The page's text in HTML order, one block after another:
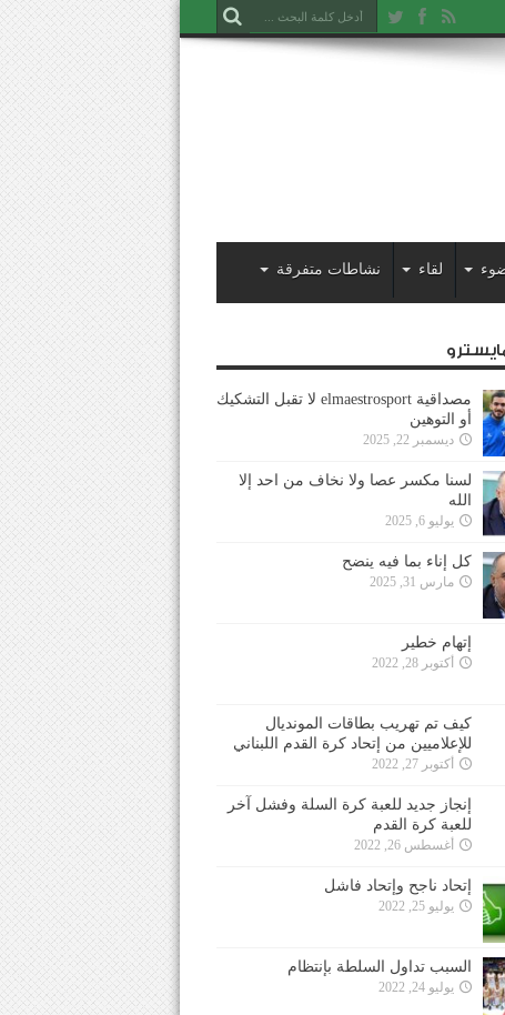
لقاء نشاطات متفرقة
مصداقية elmaestrosport لا تقبل التشكيك
أو التوهين
ديسمبر 22, 2025
لسنا مكسر عصا ولا نخاف من احد إلا
الله
يوليو 6, 2025
كل إناء بما فيه ينضح
مارس 31, 2025
إتهام خطير
أكتوبر 28, 2022
كيف تم تهريب بطاقات المونديال
للإعلاميين من إتحاد كرة القدم اللبناني
أكتوبر 27, 2022
إنجاز جديد للعبة كرة السلة وفشل آخر
للعبة كرة القدم
أغسطس 26, 2022
إتحاد ناجح وإتحاد فاشل
يوليو 25, 2022
السبب تداول السلطة بإنتظام
يوليو 24, 2022